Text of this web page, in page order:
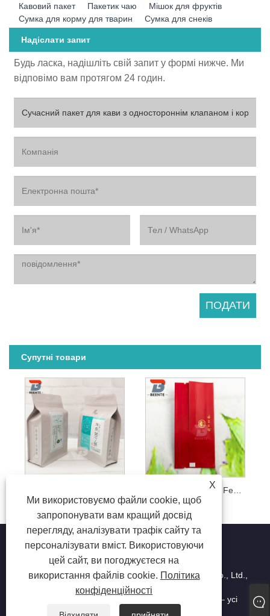
Кавовий пакет Пакетик чаю
Мішок для фруктів
Сумка для корму для тварин
Сумка для снеків
Надіслати запит
Будь ласка, надішліть свій запит у формі нижче. Ми
відповімо вам протягом 24 годин.
Супутні товари
X
Ми використовуємо файли cookie, щоб
запропонувати вам кращий досвід
перегляду, аналізувати трафік сайту та
персоналізувати вміст. Використовуючи
цей сайт, ви погоджуєтеся на
використання файлів cookie. Політика
конфіденційності
Copyright © Dongguan beiente packaging materials Co., Ltd.,
2023 – харчові поліетиленові пакети, промислові
поліетиленові пакети, ламіновані пластикові пакети – усі
права захищено